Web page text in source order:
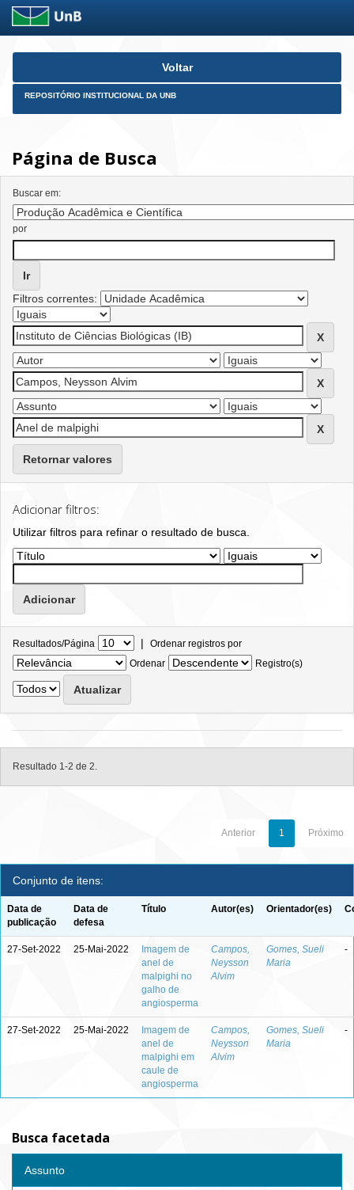
Skip
Voltar
REPOSITÓRIO INSTITUCIONAL DA UNB
Página de Busca
Buscar em:
por
Filtros correntes:
Retornar valores
Adicionar filtros:
Utilizar filtros para refinar o resultado de busca.
Resultados/Página | Ordenar registros por
Ordenar
Registro(s)
Resultado 1-2 de 2.
Anterior 1 Próximo
Conjunto de itens:
Data de
publicação
Data de
defesa
Título Autor(es) Orientador(es)
27-Set-2022 25-Mai-2022
Imagem de
anel de
malpighi no
galho de
angiosperma
Campos,
Neysson
Alvim
Gomes, Sueli
Maria
-
27-Set-2022 25-Mai-2022
Imagem de
anel de
malpighi em
caule de
angiosperma
Campos,
Neysson
Alvim
Gomes, Sueli
Maria
-
Busca facetada
Assunto